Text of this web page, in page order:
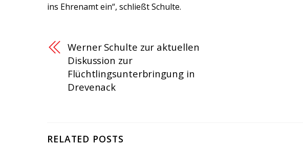
ins Ehrenamt ein“, schließt Schulte.
Werner Schulte zur aktuellen
Diskussion zur
Flüchtlingsunterbringung in
Drevenack
RELATED POSTS